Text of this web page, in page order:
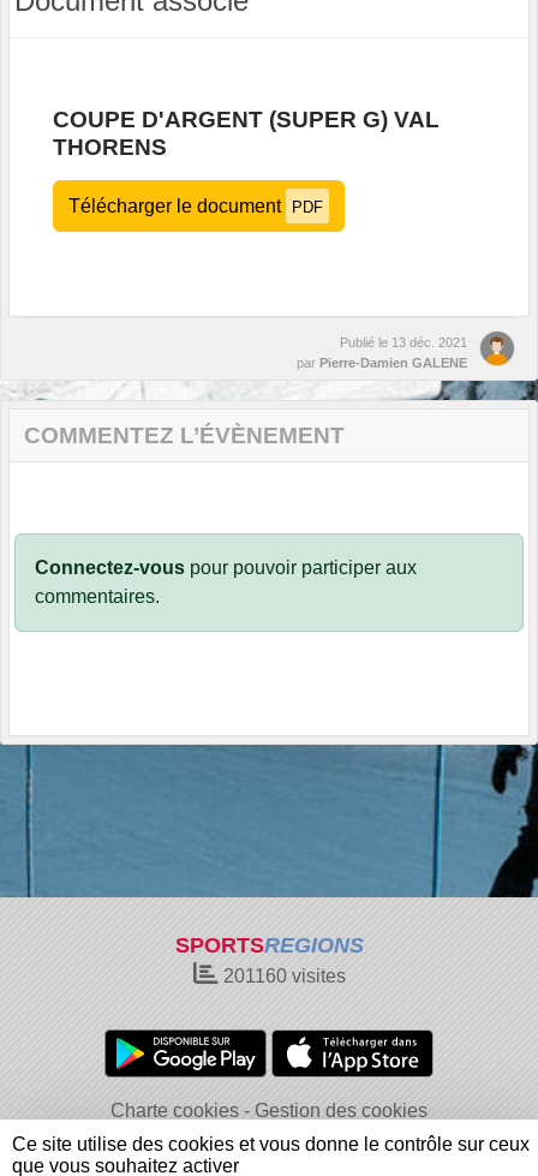
COUPE D'ARGENT (SUPER G) VAL
THORENS
Télécharger le document PDF
Publié le 13 déc. 2021
par Pierre-Damien GALENE
COMMENTEZ L’ÉVÈNEMENT
Connectez-vous pour pouvoir participer aux
commentaires.
SPORTSREGIONS
201160visites
Charte cookies
Gestion des cookies
Informations légales
Signaler un contenu inapproprié
Ce site utilise des cookies et vous donne le contrôle sur ceux
que vous souhaitez activer